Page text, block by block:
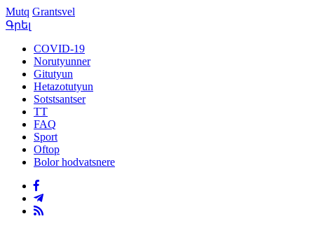
Mutq Grantsvel
Գրել
COVID-19
Norutyunner
Gitutyun
Hetazotutyun
Sotstsantser
TT
FAQ
Sport
Oftop
Bolor hodvatsnere